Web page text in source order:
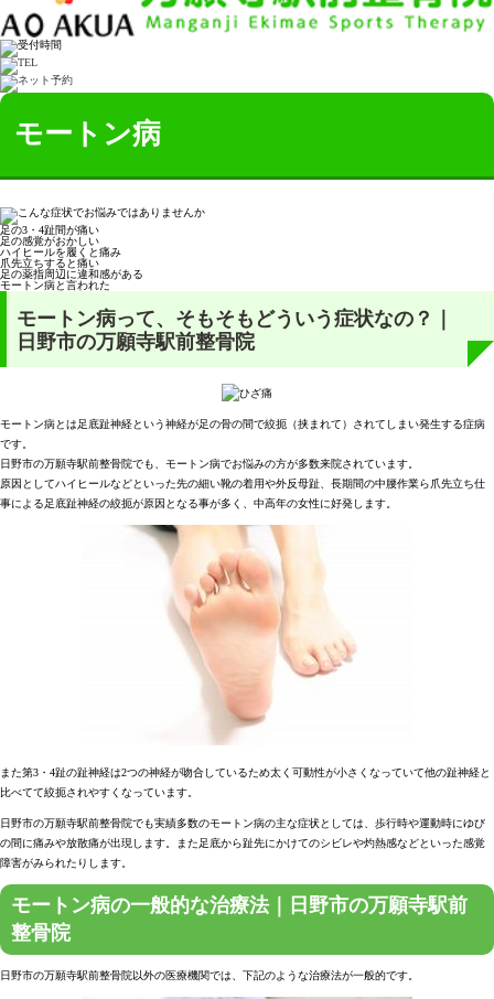
モートン病
足の3・4趾間が痛い
足の感覚がおかしい
ハイヒールを履くと痛み
爪先立ちすると痛い
足の薬指周辺に違和感がある
モートン病と言われた
モートン病って、そもそもどういう症状なの？｜
日野市の万願寺駅前整骨院
モートン病とは足底趾神経という神経が足の骨の間で絞扼（挟まれて）されてしまい発生する症病
です。
日野市の万願寺駅前整骨院でも、モートン病でお悩みの方が多数来院されています。
原因としてハイヒールなどといった先の細い靴の着用や外反母趾、長期間の中腰作業ら爪先立ち仕
事による足底趾神経の絞扼が原因となる事が多く、中高年の女性に好発します。
また第3・4趾の趾神経は2つの神経が吻合しているため太く可動性が小さくなっていて他の趾神経と
比べてて絞扼されやすくなっています。
日野市の万願寺駅前整骨院でも実績多数のモートン病の主な症状としては、歩行時や運動時にゆび
の間に痛みや放散痛が出現します。また足底から趾先にかけてのシビレや灼熱感などといった感覚
障害がみられたりします。
モートン病の一般的な治療法｜日野市の万願寺駅前
整骨院
日野市の万願寺駅前整骨院以外の医療機関では、下記のような治療法が一般的です。